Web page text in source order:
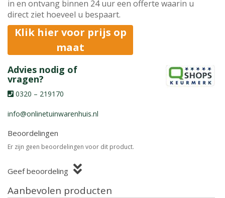
in en ontvang binnen 24 uur een offerte waarin u
direct ziet hoeveel u bespaart.
Klik hier voor prijs op
maat
Advies nodig of
vragen?
0320 – 219170
info@onlinetuinwarenhuis.nl
Beoordelingen
Er zijn geen beoordelingen voor dit product.
Geef beoordeling
Aanbevolen producten